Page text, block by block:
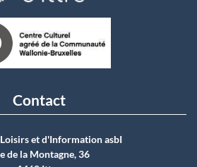
Contact
et d'Information asbI
de la Montagne, 36